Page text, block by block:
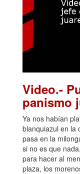
Video.-
panismo
Ya nos habían
blanquiazul en la
pasa en la
si no es que
para hacer al
plaza, los